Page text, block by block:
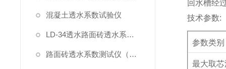
混凝土透水系数试验仪
LD-34透水路面砖透水系数试验装置
路面砖透水系数测试仪（一体式）
回水槽经
技术参数:
参数类别
最大取